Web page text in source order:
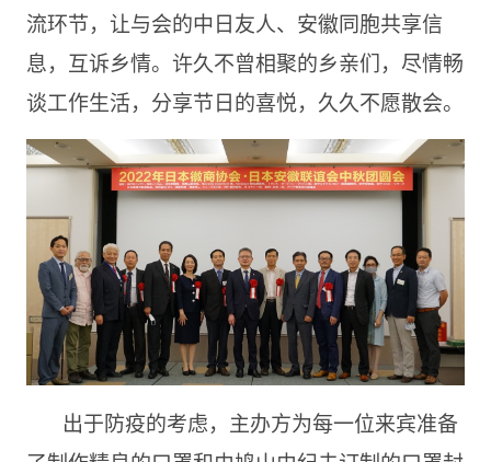
流环节，让与会的中日友人、安徽同胞共享信
息，互诉乡情。许久不曾相聚的乡亲们，尽情畅
谈工作生活，分享节日的喜悦，久久不愿散会。
出于防疫的考虑，主办方为每一位来宾准备